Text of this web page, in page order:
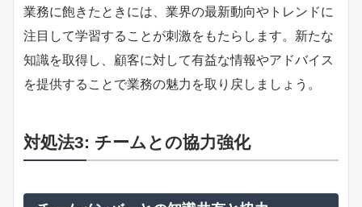
業務に飽きたときには、業界の最新動向やトレンドに
注目して学習することが刺激をもたらします。新たな
知識を取得し、顧客に対して有益な情報やアドバイス
を提供することで業務の魅力を取り戻しましょう。
対処法3: チームとの協力強化